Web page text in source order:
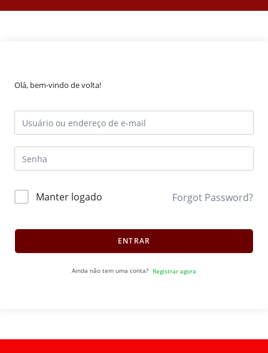
Olá, bem-vindo de volta!
Manter logado Forgot Password?
ENTRAR
Ainda não tem uma conta? Registrar agora